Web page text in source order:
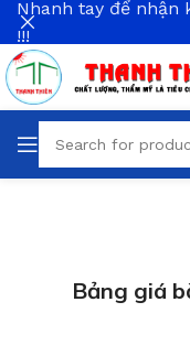
Bảng giá
Nhanh tay để nhận
!!!